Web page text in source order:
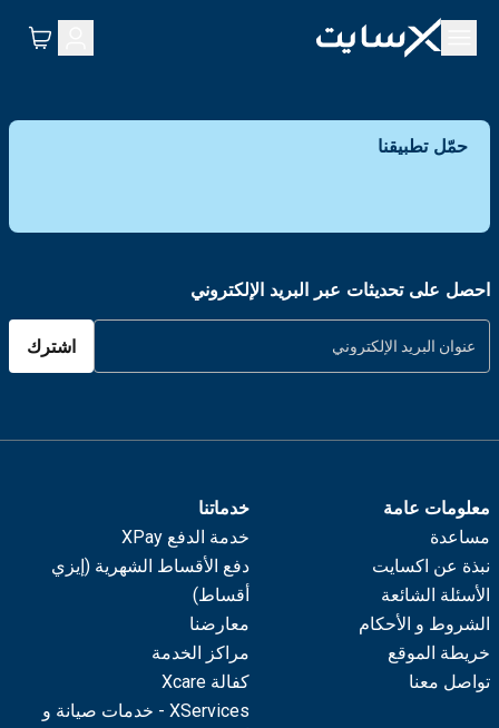
حمّل تطبيقنا
احصل على تحديثات عبر البريد الإلكتروني
اشترك
معلومات عامة
مساعدة
نبذة عن اكسايت
الأسئلة الشائعة
الشروط و الأحكام
خريطة الموقع
تواصل معنا
خدماتنا
خدمة الدفع XPay
دفع الأقساط الشهرية (إيزي
أقساط)
معارضنا
مراكز الخدمة
كفالة Xcare
XServices - خدمات صيانة و